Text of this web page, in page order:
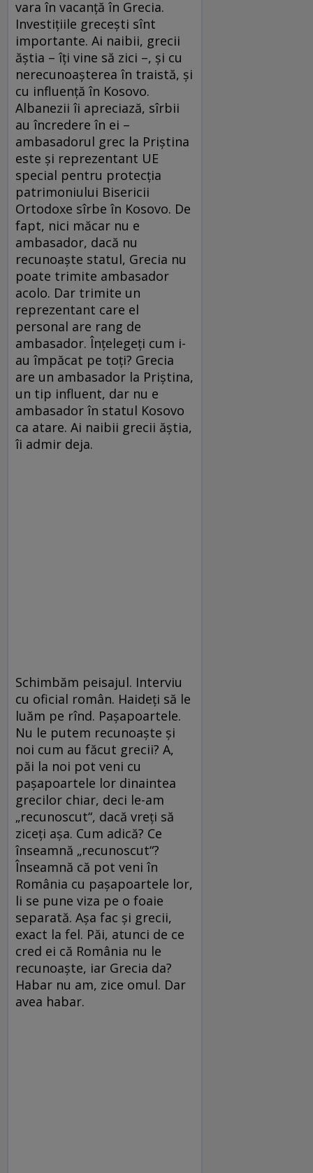
vara în vacanţă în Grecia.
Investiţiile greceşti sînt
importante. Ai naibii, grecii
ăştia – îţi vine să zici –, şi cu
nerecunoaşterea în traistă, şi
cu influenţă în Kosovo.
Albanezii îi apreciază, sîrbii
au încredere în ei –
ambasadorul grec la Priştina
este şi reprezentant UE
special pentru protecţia
patrimoniului Bisericii
Ortodoxe sîrbe în Kosovo. De
fapt, nici măcar nu e
ambasador, dacă nu
recunoaşte statul, Grecia nu
poate trimite ambasador
acolo. Dar trimite un
reprezentant care el
personal are rang de
ambasador. Înţelegeţi cum i-
au împăcat pe toţi? Grecia
are un ambasador la Priştina,
un tip influent, dar nu e
ambasador în statul Kosovo
ca atare. Ai naibii grecii ăştia,
îi admir deja.
Schimbăm peisajul. Interviu
cu oficial român. Haideţi să le
luăm pe rînd. Paşapoartele.
Nu le putem recunoaşte şi
noi cum au făcut grecii? A,
păi la noi pot veni cu
paşapoartele lor dinaintea
grecilor chiar, deci le-am
„recunoscut“, dacă vreţi să
ziceţi aşa. Cum adică? Ce
înseamnă „recunoscut“?
Înseamnă că pot veni în
România cu paşapoartele lor,
li se pune viza pe o foaie
separată. Aşa fac şi grecii,
exact la fel. Păi, atunci de ce
cred ei că România nu le
recunoaşte, iar Grecia da?
Habar nu am, zice omul. Dar
avea habar.